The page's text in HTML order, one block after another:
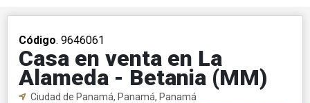
Código. 9646061
Casa en venta en La
Alameda - Betania (MM)
Ciudad de Panamá, Panamá, Panamá